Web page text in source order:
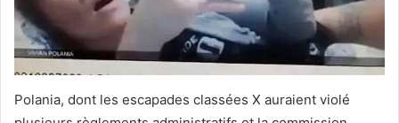
Polania, dont les escapades classées X auraient violé